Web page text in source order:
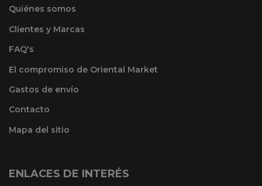
Quiénes somos
Clientes y Marcas
FAQ's
El compromiso de Oriental Market
Gastos de envío
Contacto
Mapa del sitio
ENLACES DE INTERÉS